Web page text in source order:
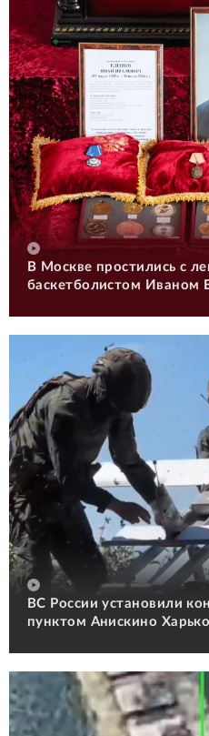
В Москве простились с
баскетболистом Иваном
ВС России установили
пунктом Анискино